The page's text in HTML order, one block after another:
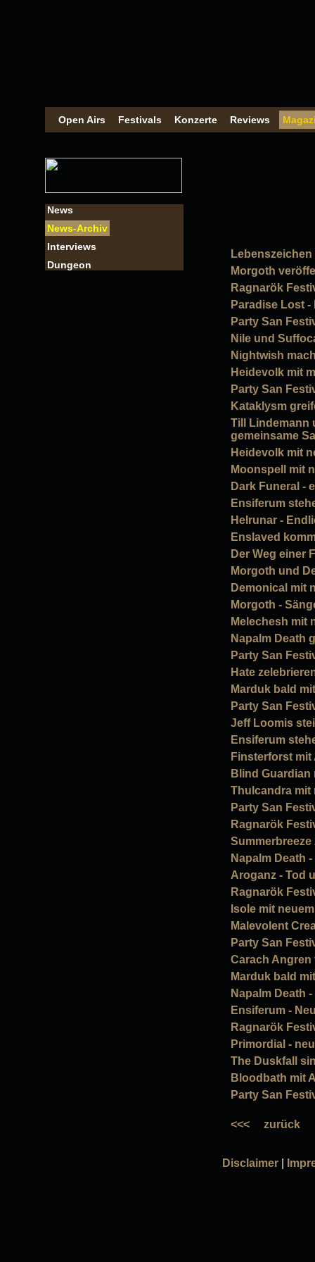
Open Airs Festivals Konzerte Reviews
News
News-Archiv
Interviews
Dungeon
Morgoth
Ragnarök
Paradise Lost
Party San
Nile und
Nightwish
Heidevolk mit
Party San
Kataklysm
Till Lindemann
gemeinsame
Heidevolk mit
Moonspell mit
Dark Funeral -
Ensiferum
Helrunar -
Enslaved
Der Weg einer
Morgoth und
Demonical mit
Morgoth -
Melechesh mit
Napalm Death
Party San
Hate
Marduk bald
Party San
Jeff Loomis
Ensiferum
Finsterforst
Blind Guardian
Thulcandra mit
Party San
Ragnarök
Summerbreeze
Napalm Death
Aroganz - Tod
Ragnarök
Isole mit
Malevolent
Party San
Carach Angren
Marduk bald
Napalm Death
Ensiferum -
Ragnarök
Primordial -
The Duskfall
Bloodbath mit
Party San
<<< zurück
Disclaimer|